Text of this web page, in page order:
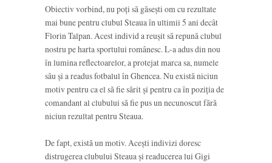
Obiectiv vorbind, nu poți să găsești om cu rezultate
mai bune pentru clubul Steaua în ultimii 5 ani decât
Florin Talpan. Acest individ a reușit să repună clubul
nostru pe harta sportului românesc. L-a adus din nou
în lumina reflectoarelor, a protejat marca sa, numele
său și a readus fotbalul în Ghencea. Nu există niciun
motiv pentru ca el să fie sărit și pentru ca în poziția de
comandant al clubului să fie pus un necunoscut fără
niciun rezultat pentru Steaua.
De fapt, există un motiv. Acești indivizi doresc
distrugerea clubului Steaua și readucerea lui Gigi